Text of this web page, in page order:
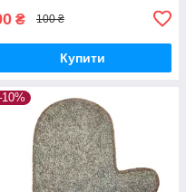
₴ 100 ₴
Купити